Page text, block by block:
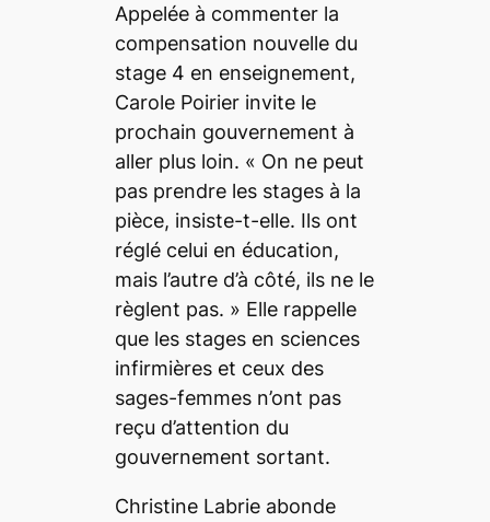
Appelée à commenter la
compensation nouvelle du
stage 4 en enseignement,
Carole Poirier invite le
prochain gouvernement à
aller plus loin. « On ne peut
pas prendre les stages à la
pièce, insiste-t-elle. Ils ont
réglé celui en éducation,
mais l’autre d’à côté, ils ne le
règlent pas. » Elle rappelle
que les stages en sciences
infirmières et ceux des
sages-femmes n’ont pas
reçu d’attention du
gouvernement sortant.
Christine Labrie abonde